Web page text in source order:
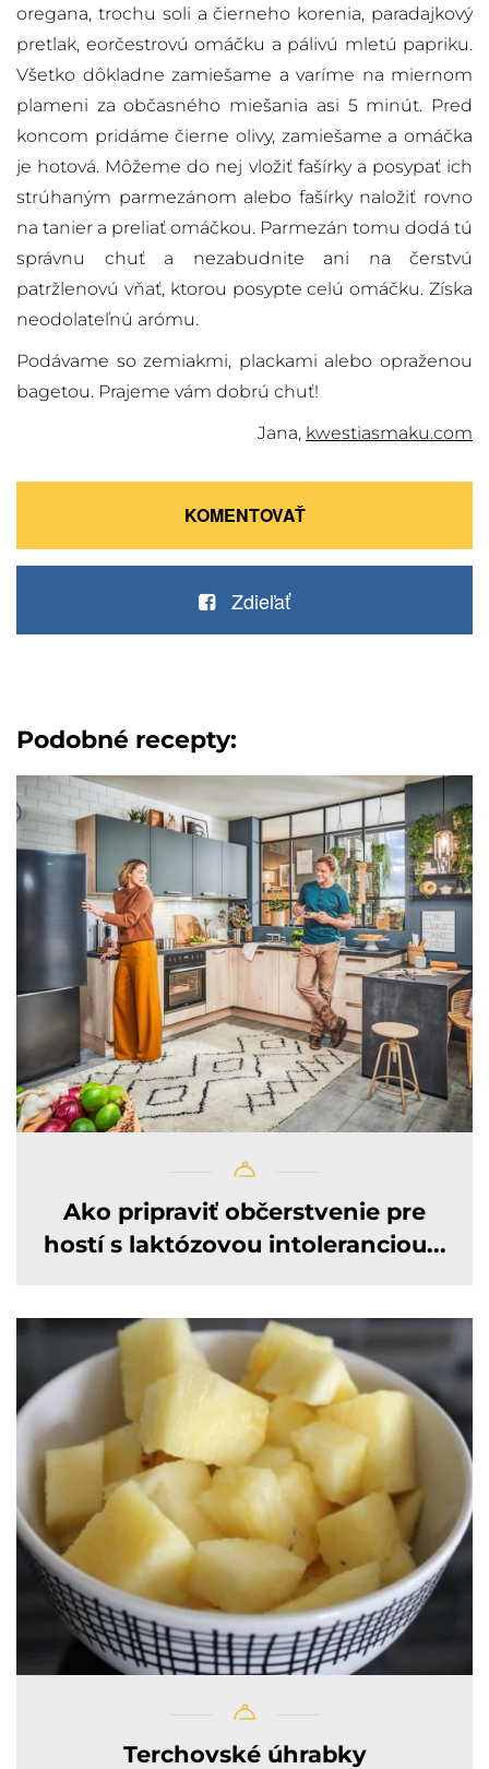
oregana, trochu soli a čierneho korenia, paradajkový
pretlak, eorčestrovú omáčku a pálivú mletú papriku.
Všetko dôkladne zamiešame a varíme na miernom
plameni za občasného miešania asi 5 minút. Pred
koncom pridáme čierne olivy, zamiešame a omáčka
je hotová. Môžeme do nej vložiť fašírky a posypať ich
strúhaným parmezánom alebo fašírky naložiť rovno
na tanier a preliať omáčkou. Parmezán tomu dodá tú
správnu chuť a nezabudnite ani na čerstvú
patržlenovú vňať, ktorou posypte celú omáčku. Získa
neodolateľnú arómu.
Podávame so zemiakmi, plackami alebo opraženou
bagetou. Prajeme vám dobrú chuť!
Jana, kwestiasmaku.com
KOMENTOVAŤ
Zdieľať
Podobné recepty:
Ako pripraviť občerstvenie pre
hostí s laktózovou intoleranciou...
Terchovské úhrabky